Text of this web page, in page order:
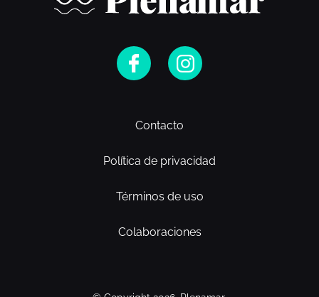
Contacto
Política de privacidad
Términos de uso
Colaboraciones